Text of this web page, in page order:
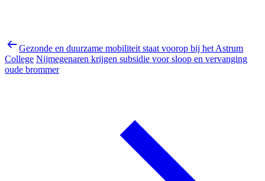
Gezonde en duurzame mobiliteit staat voorop bij het Astrum
College Nijmegenaren krijgen subsidie voor sloop en vervanging
oude brommer